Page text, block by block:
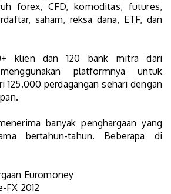
forex, CFD, komoditas, futures,
saham, reksa dana, ETF, dan
klien dan 120 bank mitra dari
platformnya untuk
125.000 perdagangan sehari dengan
banyak penghargaan yang
bertahun-tahun. Beberapa di
Euromoney
FX 2012